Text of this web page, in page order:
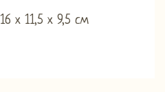
х 11,5 х 9,5 см